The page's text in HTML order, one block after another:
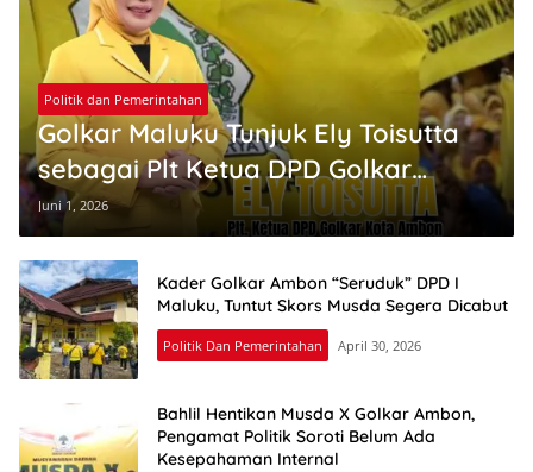
Politik dan Pemerintahan
Golkar Maluku Tunjuk Ely Toisutta
sebagai Plt Ketua DPD Golkar
Ambon, Diberi Mandat Percepat
Musda
Juni 1, 2026
Kader Golkar Ambon “Seruduk” DPD I
Maluku, Tuntut Skors Musda Segera Dicabut
Politik Dan Pemerintahan April 30, 2026
Bahlil Hentikan Musda X Golkar Ambon,
Pengamat Politik Soroti Belum Ada
Kesepahaman Internal